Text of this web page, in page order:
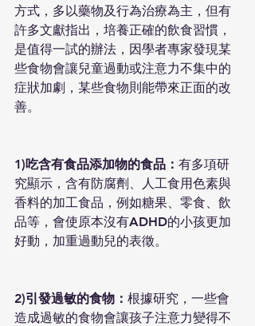
方式，多以藥物及行為治療為主，但有
許多文獻指出，培養正確的飲食習慣，
是值得一試的辦法，因學者專家發現某
些食物會讓兒童過動或注意力不集中的
症狀加劇，某些食物則能帶來正面的改
善。
1)吃含有食品添加物的食品： 有多項研
究顯示，含有防腐劑、人工食用色素與
香料的加工食品，例如糖果、零食、飲
品等，會使原本沒有ADHD的小孩更加
好動，加重過動兒的表徵。
2)引發過敏的食物： 根據研究，一些會
造成過敏的食物會讓孩子注意力變得不